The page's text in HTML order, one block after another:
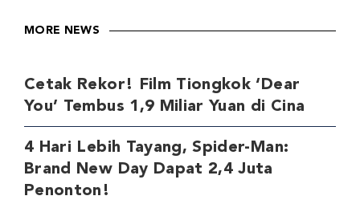
MORE NEWS
Cetak Rekor! Film Tiongkok ‘Dear
You’ Tembus 1,9 Miliar Yuan di Cina
4 Hari Lebih Tayang, Spider-Man:
Brand New Day Dapat 2,4 Juta
Penonton!